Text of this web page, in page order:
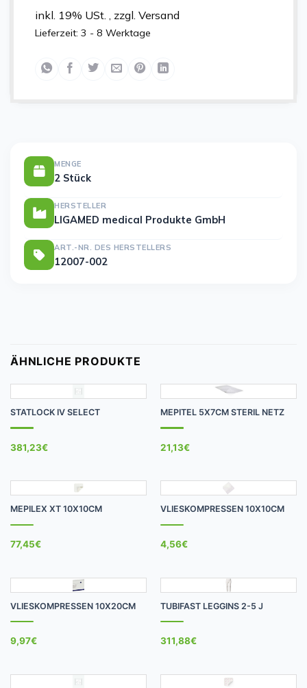
inkl. 19% USt. , zzgl. Versand
Lieferzeit: 3 - 8 Werktage
MENGE
2 Stück
HERSTELLER
LIGAMED medical Produkte GmbH
ART.-NR. DES HERSTELLERS
12007-002
ÄHNLICHE PRODUKTE
STATLOCK IV SELECT
381,23€
MEPITEL 5X7CM STERIL NETZ
21,13€
MEPILEX XT 10X10CM
77,45€
VLIESKOMPRESSEN 10X10CM
4,56€
VLIESKOMPRESSEN 10X20CM
9,97€
TUBIFAST LEGGINS 2-5 J
311,88€